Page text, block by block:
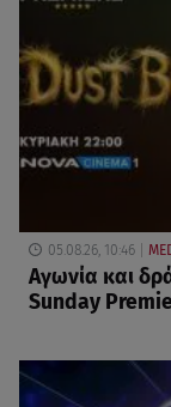
05.08.26, 10:46
Αγωνία και
Sunday